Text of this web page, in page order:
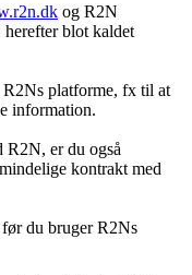
og R2N
blot kaldet
platforme, fx til at
information.
R2N, er du også
kontrakt med
du bruger R2Ns